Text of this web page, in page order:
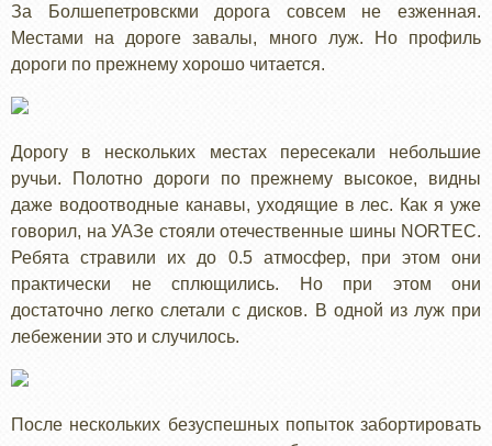
За Болшепетровскми дорога совсем не езженная.
Местами на дороге завалы, много луж. Но профиль
дороги по прежнему хорошо читается.
Дорогу в нескольких местах пересекали небольшие
ручьи. Полотно дороги по прежнему высокое, видны
даже водоотводные канавы, уходящие в лес. Как я уже
говорил, на УАЗе стояли отечественные шины NORTEC.
Ребята стравили их до 0.5 атмосфер, при этом они
практически не сплющились. Но при этом они
достаточно легко слетали с дисков. В одной из луж при
лебежении это и случилось.
После нескольких безуспешных попыток забортировать